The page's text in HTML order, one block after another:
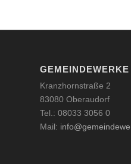
Kranzhornstraße 2
83080 Oberaudorf
Tel.: 08033 3056 0
Mail: